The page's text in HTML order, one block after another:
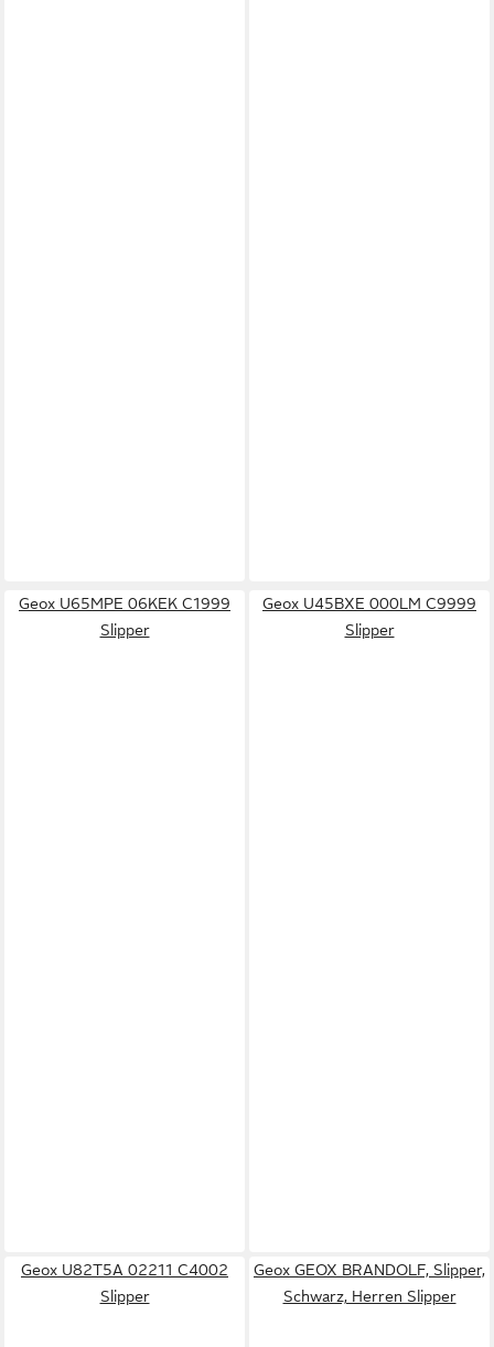
Geox U65MPE 06KEK C1999
Slipper
Geox U45BXE 000LM C9999
Slipper
Geox U82T5A 02211 C4002
Slipper
Geox GEOX BRANDOLF, Slipper,
Schwarz, Herren Slipper